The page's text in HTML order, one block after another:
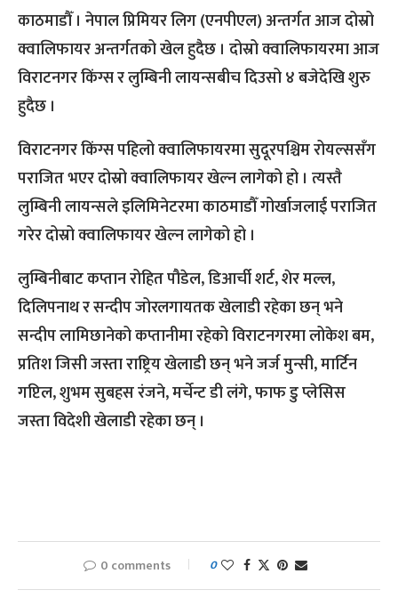
काठमाडौँ । नेपाल प्रिमियर लिग (एनपीएल) अन्तर्गत आज दोस्रो
क्वालिफायर अन्तर्गतको खेल हुदैछ । दोस्रो क्वालिफायरमा आज
विराटनगर किंग्स र लुम्बिनी लायन्सबीच दिउसो ४ बजेदेखि शुरु
हुदैछ ।
विराटनगर किंग्स पहिलो क्वालिफायरमा सुदूरपश्चिम रोयल्ससँग
पराजित भएर दोस्रो क्वालिफायर खेल्न लागेको हो । त्यस्तै
लुम्बिनी लायन्सले इलिमिनेटरमा काठमाडौँ गोर्खाजलाई पराजित
गरेर दोस्रो क्वालिफायर खेल्न लागेको हो ।
लुम्बिनीबाट कप्तान रोहित पौडेल, डिआर्ची शर्ट, शेर मल्ल,
दिलिपनाथ र सन्दीप जोरलगायतक खेलाडी रहेका छन् भने
सन्दीप लामिछानेको कप्तानीमा रहेको विराटनगरमा लोकेश बम,
प्रतिश जिसी जस्ता राष्ट्रिय खेलाडी छन् भने जर्ज मुन्सी, मार्टिन
गप्टिल, शुभम सुबहस रंजने, मर्चेन्ट डी लंगे, फाफ डु प्लेसिस
जस्ता विदेशी खेलाडी रहेका छन् ।
0 comments 0